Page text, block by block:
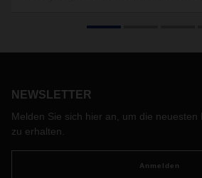
indischen Bundesstaat Uttar Pradesh
bekommen.
NEWSLETTER
Melden Sie sich hier an, um die neuesten
zu erhalten.
Anmelden